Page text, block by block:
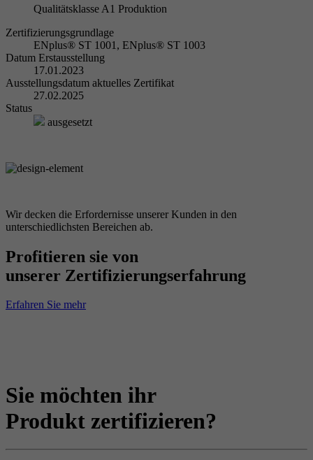
Qualitätsklasse A1 Produktion
Zertifizierungsgrundlage
ENplus® ST 1001, ENplus® ST 1003
Datum Erstausstellung
17.01.2023
Ausstellungsdatum aktuelles Zertifikat
27.02.2025
Status
ausgesetzt
Wir decken die Erfordernisse unserer Kunden in den
unterschiedlichsten Bereichen ab.
Profitieren sie von
unserer Zertifizierungserfahrung
Erfahren Sie mehr
Sie möchten ihr
Produkt zertifizieren?